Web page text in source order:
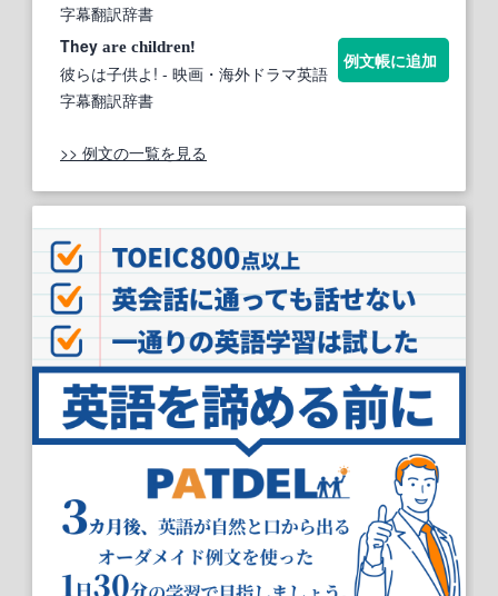
字幕翻訳辞書
They are children!
彼らは子供よ! - 映画・海外ドラマ英語
字幕翻訳辞書
例文帳に追加
>> 例文の一覧を見る